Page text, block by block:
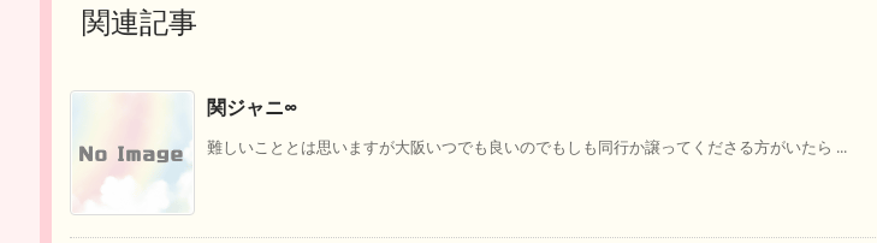
関連記事
関ジャニ∞
難しいこととは思いますが大阪いつでも良いのでもしも同行か譲ってくださる方がいたら ...